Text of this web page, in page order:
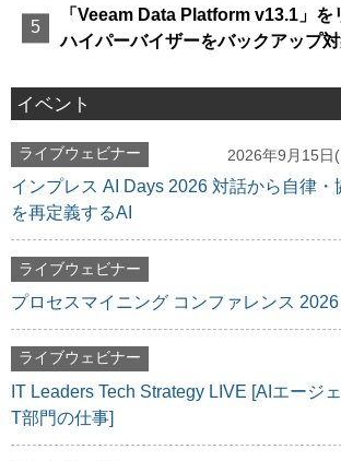
「Veeam Data Platform v13.1」を
ハイパーバイザーをバックアップ
イベント
ライブウェビナー 2026年9月15日
インプレス AI Days 2026 対話から自律
を再定義するAI
ライブウェビナー
プロセスマイニング コンファレンス
ライブウェビナー
IT Leaders Tech Strategy LIVE [AIエージ
T部門の仕事]